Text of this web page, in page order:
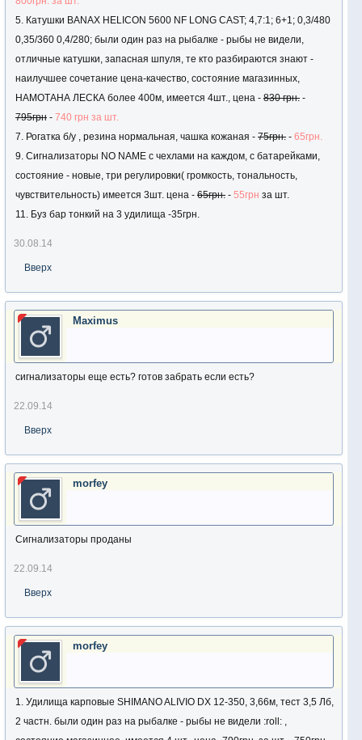
5. Катушки BANAX HELICON 5600 NF LONG CAST; 4,7:1; 6+1; 0,3/480
0,35/360 0,4/280; были один раз на рыбалке - рыбы не видели,
отличные катушки, запасная шпуля, те кто разбираются знают -
наилучшее сочетание цена-качество, состояние магазинных,
НАМОТАНА ЛЕСКА более 400м, имеется 4шт., цена - 830 грн. -
795грн - 740 грн за шт.
7. Рогатка б/у , резина нормальная, чашка кожаная - 75грн. - 65грн.
9. Сигнализаторы NO NAME с чехлами на каждом, с батарейками,
состояние - новые, три регулировки( громкость, тональность,
чувствительность) имеется 3шт. цена - 65грн. - 55грн за шт.
11. Буз бар тонкий на 3 удилища -35грн.
30.08.14
Вверх
Maximus
сигнализаторы еще есть? готов забрать если есть?
22.09.14
Вверх
morfey
Сигнализаторы проданы
22.09.14
Вверх
morfey
1. Удилища карповые SHIMANO ALIVIO DX 12-350, 3,66м, тест 3,5 Лб,
2 частн. были один раз на рыбалке - рыбы не видели :roll: ,